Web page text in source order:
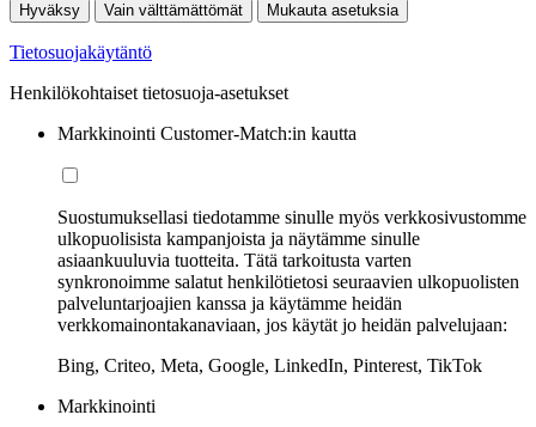
Hyväksy Vain välttämättömät Mukauta asetuksia
Tietosuojakäytäntö
Henkilökohtaiset tietosuoja-asetukset
Markkinointi Customer-Match:in kautta
Suostumuksellasi tiedotamme sinulle myös verkkosivustomme
ulkopuolisista kampanjoista ja näytämme sinulle
asiaankuuluvia tuotteita. Tätä tarkoitusta varten
synkronoimme salatut henkilötietosi seuraavien ulkopuolisten
palveluntarjoajien kanssa ja käytämme heidän
verkkomainontakanaviaan, jos käytät jo heidän palvelujaan:
Bing, Criteo, Meta, Google, LinkedIn, Pinterest, TikTok
Markkinointi